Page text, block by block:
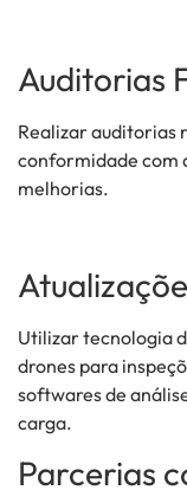
Auditorias
Realizar auditorias
conformidade com
melhorias.
Utilizar tecnologia
drones para
softwares de
carga.
Parcerias